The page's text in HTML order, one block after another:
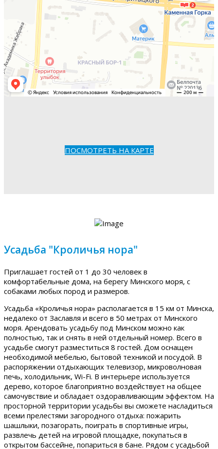
ПОСМОТРЕТЬ НА КАРТЕ
Усадьба "Кроличья нора"
Приглашает гостей от 1 до 30 человек в
комфортабельные дома, на берегу Минского моря, с
собаками любых пород и размеров.
Усадьба «Кроличья нора» располагается в 15 км от Минска,
недалеко от Заславля и всего в 50 метрах от Минского
моря. Арендовать усадьбу под Минском можно как
полностью, так и снять в ней отдельный номер. Всего в
усадьбе смогут разместиться 8 гостей. Дом оснащен
необходимой мебелью, бытовой техникой и посудой. В
распоряжении отдыхающих телевизор, микроволновая
печь, холодильник, Wi-Fi. В интерьере используется
дерево, которое благоприятно воздействует на общее
самочувствие и обладает оздоравливающим эффектом. На
просторной территории усадьбы вы сможете насладиться
всеми прелестями загородного отдыха: пожарить
шашлыки, позагорать, поиграть в спортивные игры,
развлечь детей на игровой площадке, покупаться в
открытом бассейне, попариться в бане. Рядом с усадьбой